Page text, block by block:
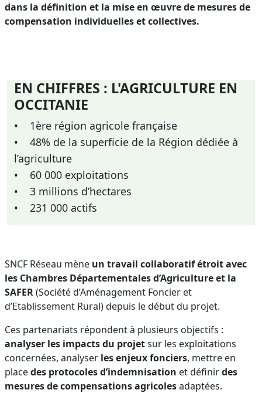
dans la définition et la mise en œuvre de mesures de
compensation individuelles et collectives.
EN CHIFFRES : L'AGRICULTURE EN
OCCITANIE
• 1ère région agricole française
• 48% de la superficie de la Région dédiée à
l’agriculture
• 60 000 exploitations
• 3 millions d’hectares
• 231 000 actifs
SNCF Réseau mène un travail collaboratif étroit avec
les Chambres Départementales d’Agriculture et la
SAFER(Société d’Aménagement Foncier et
d’Etablissement Rural) depuis le début du projet.
Ces partenariats répondent à plusieurs objectifs :
analyser les impacts du projetsur les exploitations
concernées, analyser les enjeux fonciers, mettre en
placedes protocoles d’indemnisation et définirdes
mesures de compensationsagricolesadaptées.